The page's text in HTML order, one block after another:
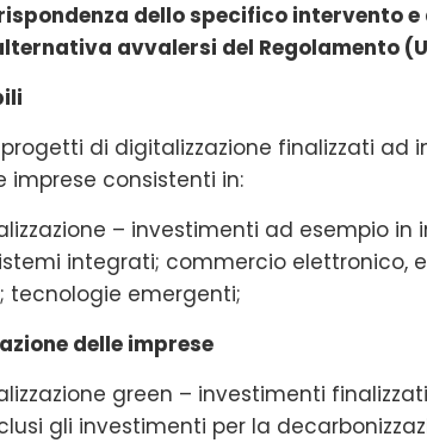
dello specifico intervento e
avvalersi del Regolamento
di digitalizzazione finalizzati
imprese consistenti in:
– investimenti ad esempio in
integrati; commercio elettronico,
tecnologie emergenti;
delle imprese
green – investimenti
gli investimenti per la